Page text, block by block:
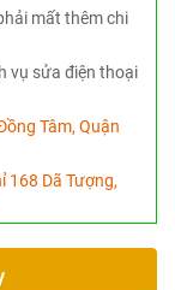
mất thêm chi
vụ sửa điện thoại
Tâm, Quận
168 Dã Tượng,